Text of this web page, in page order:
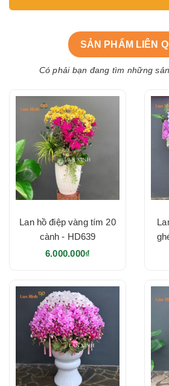
SẢN PHẨM LIÊN
Có phải bạn đang tìm những
Lan hồ điệp vàng tím 20
cành - HD639
6.000.000₫